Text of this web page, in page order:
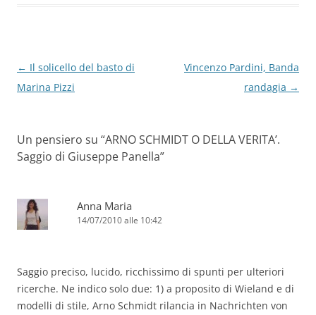
Navigazione
articolo
← Il solicello del basto di
Marina Pizzi
Vincenzo Pardini, Banda
randagia →
Un pensiero su “ARNO SCHMIDT O DELLA VERITA’.
Saggio di Giuseppe Panella”
Anna Maria
14/07/2010 alle 10:42
Saggio preciso, lucido, ricchissimo di spunti per ulteriori
ricerche. Ne indico solo due: 1) a proposito di Wieland e di
modelli di stile, Arno Schmidt rilancia in Nachrichten von